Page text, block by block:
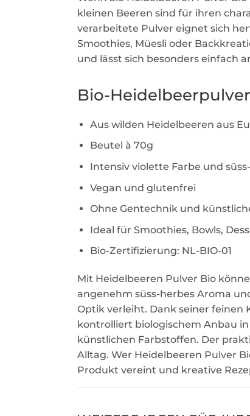
kleinen Beeren sind für ihren
verarbeitete Pulver eignet sich
Smoothies, Müesli oder
und lässt sich besonders einfach
Bio-Heidelbeerpulver
Aus wilden Heidelbeeren aus
Beutel à 70g
Intensiv violette Farbe und
Vegan und glutenfrei
Ohne Gentechnik und
Ideal für Smoothies, Bowls,
Bio-Zertifizierung: NL-BIO-01
Mit Heidelbeeren Pulver Bio
angenehm süss-herbes Aroma
Optik verleiht. Dank seiner feinen
kontrolliert biologischem Anbau
künstlichen Farbstoffen. Der
Alltag. Wer Heidelbeeren Pulver
Produkt vereint und kreative